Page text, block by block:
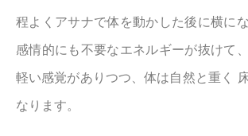
程よくアサナで体を動かした後に横に
感情的にも不要なエネルギーが抜けて
軽い感覚がありつつ、体は自然と重く
なります。